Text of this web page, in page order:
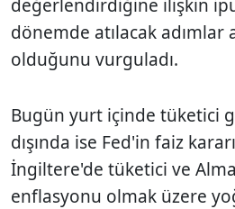
değerlendirdiğine ilişkin
dönemde atılacak adımlar
olduğunu vurguladı.
Bugün yurt içinde tüketici
dışında ise Fed'in faiz
İngiltere'de tüketici ve
enflasyonu olmak üzere